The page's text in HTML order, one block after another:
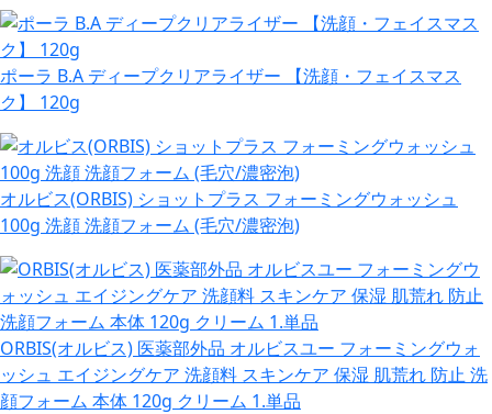
ポーラ B.A ディープクリアライザー 【洗顔・フェイスマス
ク】 120g
オルビス(ORBIS) ショットプラス フォーミングウォッシュ
100g 洗顔 洗顔フォーム (毛穴/濃密泡)
ORBIS(オルビス) 医薬部外品 オルビスユー フォーミングウォ
ッシュ エイジングケア 洗顔料 スキンケア 保湿 肌荒れ 防止 洗
顔フォーム 本体 120g クリーム 1.単品